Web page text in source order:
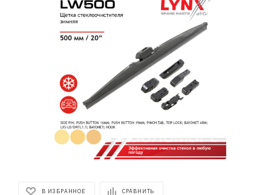
В ИЗБРАННОЕ СРАВНИТЬ